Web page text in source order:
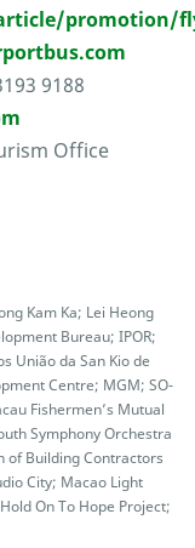
promotion/
9188
Office
Kam Ka; Lei Heong
Bureau; IPOR;
União da San Kio de
Centre; MGM; SO-
Fishermen’s Mutual
Symphony Orchestra
of Building Contractors
City; Macao Light
On To Hope Project;